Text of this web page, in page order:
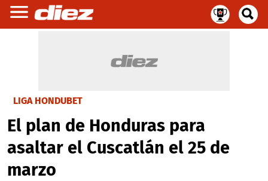
LIGA HONDUBET
El plan de Honduras para
asaltar el Cuscatlán el 25 de
marzo